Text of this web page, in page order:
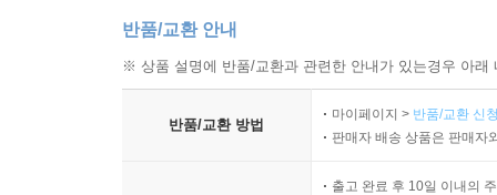
반품/교환 안내
※ 상품 설명에 반품/교환과 관련한 안내가 있는경우 아
반품/교환 방법
마이페이지 > 반품/교환 신
판매자 배송 상품은 판매자
출고 완료 후 10일 이내의